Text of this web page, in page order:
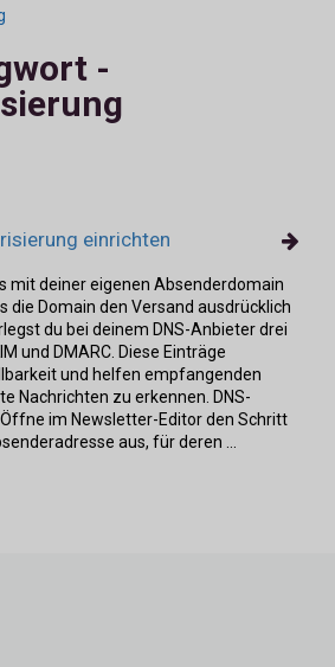
-
einrichten
mit deiner eigenen Absenderdomain
die Domain den Versand ausdrücklich
du bei deinem DNS-Anbieter drei
und DMARC. Diese Einträge
und helfen empfangenden
Nachrichten zu erkennen. DNS-
im Newsletter-Editor den Schritt
aus, für deren ...